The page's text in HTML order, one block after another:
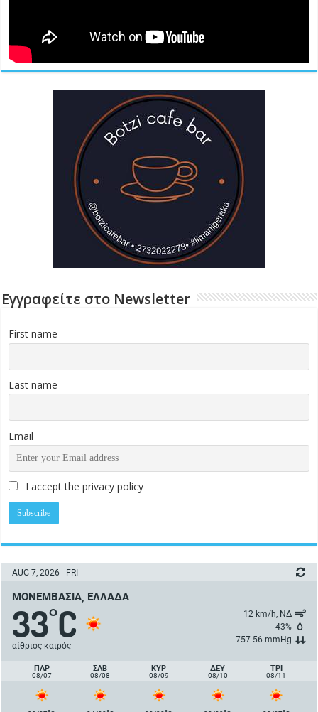
Εγγραφείτε στο Newsletter
First name
Last name
Email
I accept the privacy policy
AUG 7, 2026 - FRI
ΜΟΝΕΜΒΑΣΙΆ, ΕΛΛΆΔΑ
33°C
αίθριος καιρός
12 km/h, ΝΔ
43%
757.56 mmHg
ΠΑΡ
08/07
ΣΑΒ
08/08
ΚΥΡ
08/09
ΔΕΥ
08/10
ΤΡΙ
08/11